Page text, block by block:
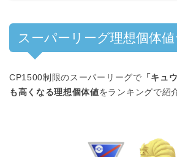
スーパーリーグ理想個体
CP1500制限のスーパーリーグで 「キュ
も高くなる理想個体値をランキングで紹